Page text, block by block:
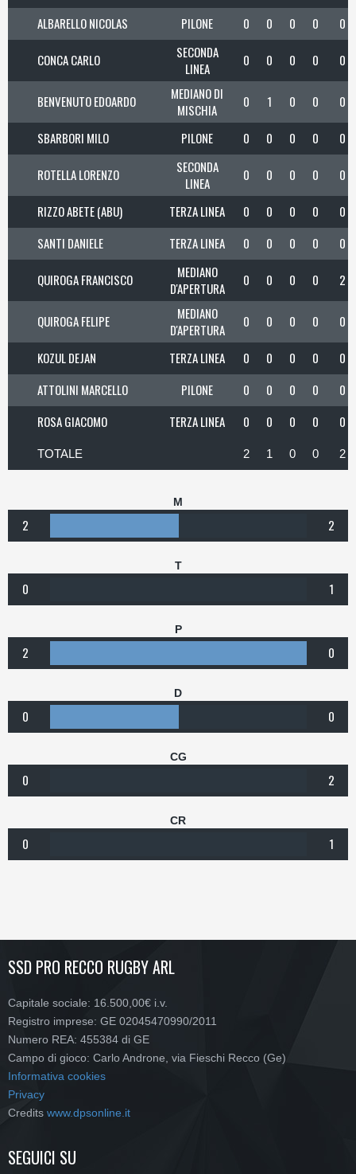
ALBARELLO NICOLAS
PILONE 0 0 0 0 0
CONCA CARLO
SECONDA
LINEA
0 0 0 0 0
BENVENUTO EDOARDO
MEDIANO DI
MISCHIA
0 1 0 0 0
SBARBORI MILO PILONE 0 0 0 0 0
ROTELLA LORENZO
SECONDA
LINEA
0 0 0 0 0
RIZZO ABETE (ABU) TERZA LINEA 0 0 0 0
0
SANTI DANIELE
TERZA LINEA 0 0 0 0 0
QUIROGA FRANCISCO
MEDIANO
D'APERTURA
0 0 0 0 2
QUIROGA FELIPE
MEDIANO
D'APERTURA
0 0 0 0 0
KOZUL DEJAN TERZA LINEA 0 0 0 0
0
ATTOLINI MARCELLO
PILONE 0 0 0 0
0
ROSA GIACOMO
TERZA LINEA 0 0 0 0 0
TOTALE 2 1 0 0 2
M
2 2
T
0 1
P
2 0
D
0 0
CG
0 2
CR
0 1
SSD PRO RECCO RUGBY ARL
Capitale sociale: 16.500,00€ i.v.
Registro imprese: GE 02045470990/2011
Numero REA: 455384 di GE
Campo di gioco: Carlo Androne, via Fieschi Recco (Ge)
Informativa cookies
Privacy
Credits www.dpsonline.it
SEGUICI SU